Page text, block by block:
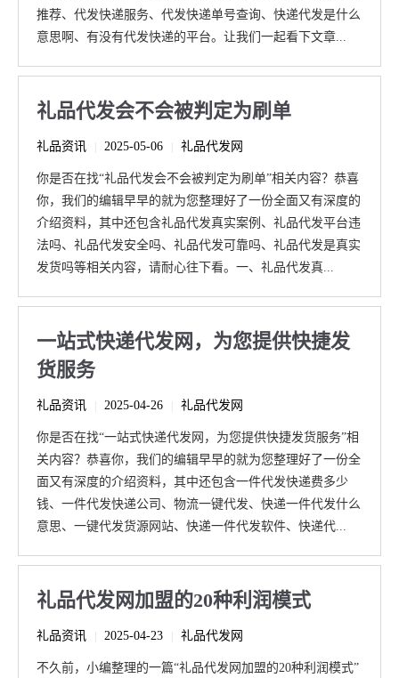
推荐、代发快递服务、代发快递单号查询、快递代发是什么
意思啊、有没有代发快递的平台。让我们一起看下文章...
礼品代发会不会被判定为刷单
礼品资讯 2025-05-06 礼品代发网
你是否在找“礼品代发会不会被判定为刷单”相关内容？恭喜
你，我们的编辑早早的就为您整理好了一份全面又有深度的
介绍资料，其中还包含礼品代发真实案例、礼品代发平台违
法吗、礼品代发安全吗、礼品代发可靠吗、礼品代发是真实
发货吗等相关内容，请耐心往下看。一、礼品代发真...
一站式快递代发网，为您提供快捷发
货服务
礼品资讯 2025-04-26 礼品代发网
你是否在找“一站式快递代发网，为您提供快捷发货服务”相
关内容？恭喜你，我们的编辑早早的就为您整理好了一份全
面又有深度的介绍资料，其中还包含一件代发快递费多少
钱、一件代发快递公司、物流一键代发、快递一件代发什么
意思、一键代发货源网站、快递一件代发软件、快递代...
礼品代发网加盟的20种利润模式
礼品资讯 2025-04-23 礼品代发网
不久前，小编整理的一篇“礼品代发网加盟的20种利润模式”